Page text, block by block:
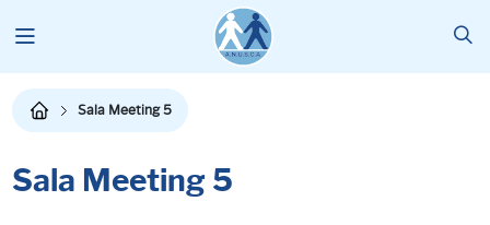
Sala Meeting 5
Sala Meeting 5